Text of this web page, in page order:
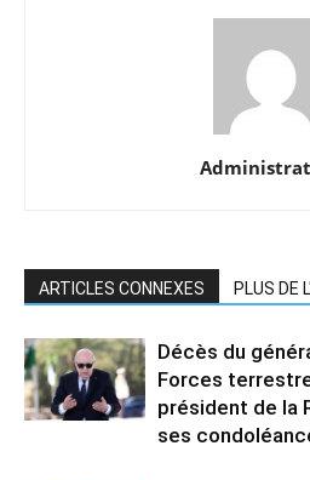
ARTICLES CONNEXES PLUS DE
Décès du
Forces
président de la
ses